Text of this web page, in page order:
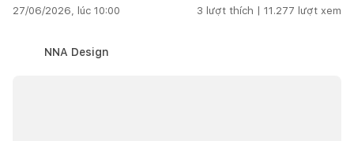
27/06/2026, lúc 10:00 3 lượt thích | 11.277 lượt xem
NNA Design